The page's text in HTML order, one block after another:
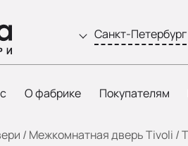
Санкт-Петербург
О фабрике Покупателям
/ Межкомнатная дверь Tivoli /